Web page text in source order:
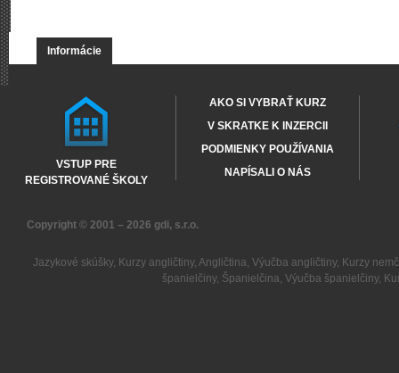
Informácie
VSTUP PRE
REGISTROVANÉ ŠKOLY
AKO SI VYBRAŤ KURZ
V SKRATKE K INZERCII
PODMIENKY POUŽÍVANIA
NAPÍSALI O NÁS
Copyright © 2001 – 2026 gdi, s.r.o.
Jazykové skúšky, Kurzy angličtiny, Angličtina, Výučba angličtiny, Kurzy
španielčiny, Španielčina, Výučba španielčiny,